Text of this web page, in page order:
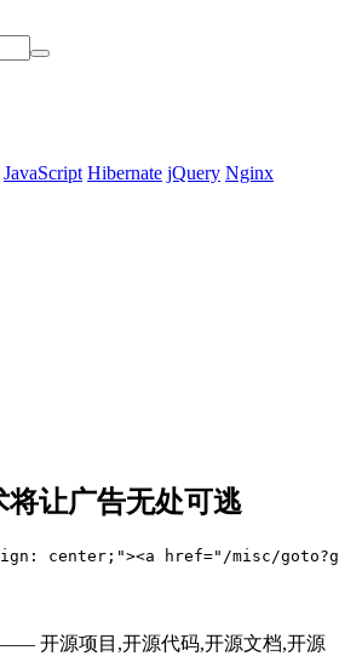
JavaScript Hibernate jQuery Nginx
让广告无处可逃
center;"><a href="/misc/
开源项目,开源代码,开源文档,开源